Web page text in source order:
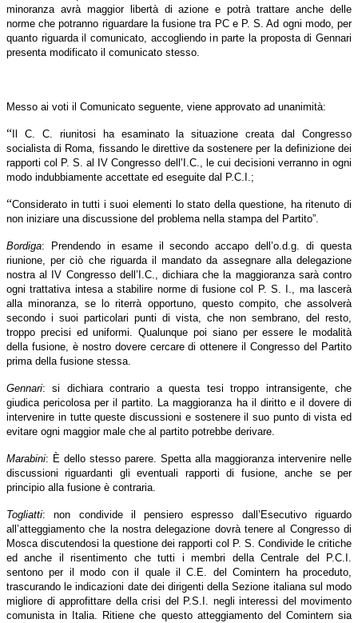
minoranza avrà maggior libertà di azione e potrà trattare anche delle
norme che potranno riguardare la fusione tra PC e P. S. Ad ogni modo, per
quanto riguarda il comunicato, accogliendo in parte la proposta di Gennari
presenta modificato il comunicato stesso.
Messo ai voti il Comunicato seguente, viene approvato ad unanimità:
“ Il C. C. riunitosi ha esaminato la situazione creata dal Congresso
socialista di Roma, fissando le direttive da sostenere per la definizione dei
rapporti col P. S. al IV Congresso dell’I.C., le cui decisioni verranno in ogni
modo indubbiamente accettate ed eseguite dal P.C.I.;
“Considerato in tutti i suoi elementi lo stato della questione, ha ritenuto di
non iniziare una discussione del problema nella stampa del Partito”.
Bordiga: Prendendo in esame il secondo accapo dell’o.d.g. di questa
riunione, per ciò che riguarda il mandato da assegnare alla delegazione
nostra al IV Congresso dell’I.C., dichiara che la maggioranza sarà contro
ogni trattativa intesa a stabilire norme di fusione col P. S. I., ma lascerà
alla minoranza, se lo riterrà opportuno, questo compito, che assolverà
secondo i suoi particolari punti di vista, che non sembrano, del resto,
troppo precisi ed uniformi. Qualunque poi siano per essere le modalità
della fusione, è nostro dovere cercare di ottenere il Congresso del Partito
prima della fusione stessa.
Gennari: si dichiara contrario a questa tesi troppo intransigente, che
giudica pericolosa per il partito. La maggioranza ha il diritto e il dovere di
intervenire in tutte queste discussioni e sostenere il suo punto di vista ed
evitare ogni maggior male che al partito potrebbe derivare.
Marabini: È dello stesso parere. Spetta alla maggioranza intervenire nelle
discussioni riguardanti gli eventuali rapporti di fusione, anche se per
principio alla fusione è contraria.
Togliatti: non condivide il pensiero espresso dall’Esecutivo riguardo
all’atteggiamento che la nostra delegazione dovrà tenere al Congresso di
Mosca discutendosi la questione dei rapporti col P. S. Condivide le critiche
ed anche il risentimento che tutti i membri della Centrale del P.C.I.
sentono per il modo con il quale il C.E. del Comintern ha proceduto,
trascurando le indicazioni date dei dirigenti della Sezione italiana sul modo
migliore di approfittare della crisi del P.S.I. negli interessi del movimento
comunista in Italia. Ritiene che questo atteggiamento del Comintern sia